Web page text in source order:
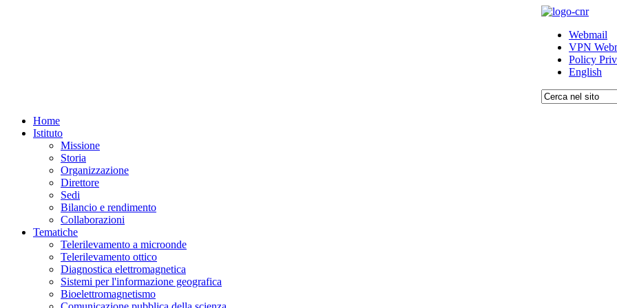
Webmail
VPN
Policy
English
Home
Istituto
Missione
Storia
Organizzazione
Direttore
Sedi
Bilancio e rendimento
Collaborazioni
Tematiche
Telerilevamento a microonde
Telerilevamento ottico
Diagnostica elettromagnetica
Sistemi per l'informazione geografica
Bioelettromagnetismo